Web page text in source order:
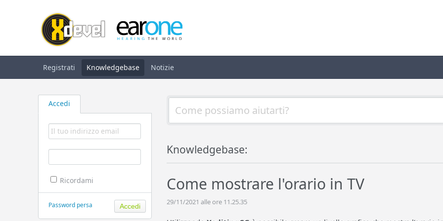
Registrati Knowledgebase Notizie
Accedi
Ricordami
Password persa
Knowledgebase:
Come mostrare l'orario in TV
29/11/2021 alle ore 11.25.35